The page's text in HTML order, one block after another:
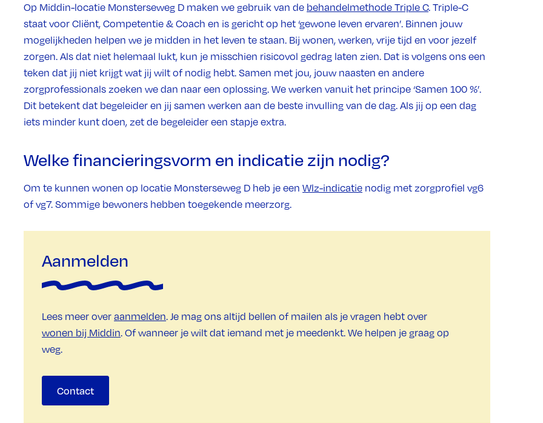
Op Middin-locatie Monsterseweg D maken we gebruik van de behandelmethode Triple C. Triple-C
staat voor Cliënt, Competentie & Coach en is gericht op het ‘gewone leven ervaren’. Binnen jouw
mogelijkheden helpen we je midden in het leven te staan. Bij wonen, werken, vrije tijd en voor jezelf
zorgen. Als dat niet helemaal lukt, kun je misschien risicovol gedrag laten zien. Dat is volgens ons een
teken dat jij niet krijgt wat jij wilt of nodig hebt. Samen met jou, jouw naasten en andere
zorgprofessionals zoeken we dan naar een oplossing. We werken vanuit het principe ‘Samen 100 %’.
Dit betekent dat begeleider en jij samen werken aan de beste invulling van de dag. Als jij op een dag
iets minder kunt doen, zet de begeleider een stapje extra.
Welke financieringsvorm en indicatie zijn nodig?
Om te kunnen wonen op locatie Monsterseweg D heb je een Wlz-indicatie nodig met zorgprofiel vg6
of vg7. Sommige bewoners hebben toegekende meerzorg.
Aanmelden
Lees meer over aanmelden. Je mag ons altijd bellen of mailen als je vragen hebt over
wonen bij Middin. Of wanneer je wilt dat iemand met je meedenkt. We helpen je graag op
weg.
Contact